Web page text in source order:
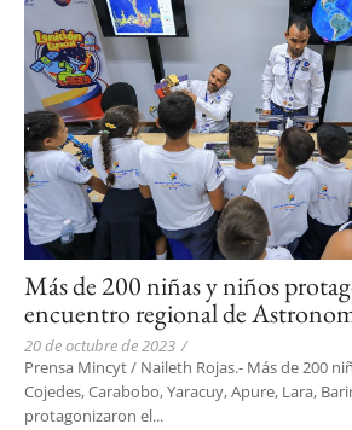
Más de 200 niñas y niños
encuentro regional de
20 de octubre de 2023 /
Prensa Mincyt / Naileth Rojas.- Más de 200
Cojedes, Carabobo, Yaracuy, Apure, Lara,
protagonizaron el...